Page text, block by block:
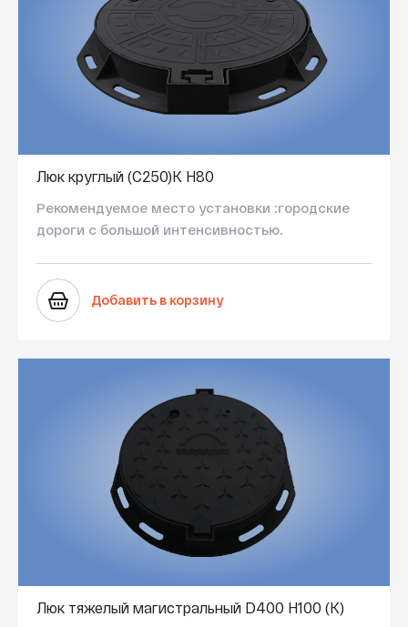
Люк круглый (С250)K H80
Рекомендуемое место установки :городские
дороги с большой интенсивностью.
Добавить в корзину
Люк тяжелый магистральный D400 H100 (K)